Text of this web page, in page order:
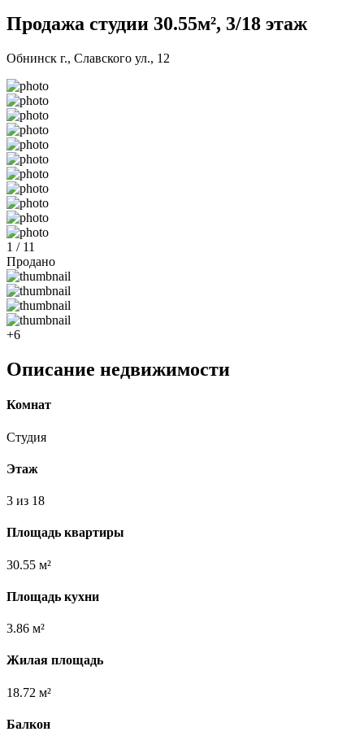
Продажа студии 30.55м², 3/18 этаж
Обнинск г., Славского ул., 12
1 / 11
Продано
+6
Описание недвижимости
Комнат
Студия
Этаж
3 из 18
Площадь квартиры
30.55 м²
Площадь кухни
3.86 м²
Жилая площадь
18.72 м²
Балкон